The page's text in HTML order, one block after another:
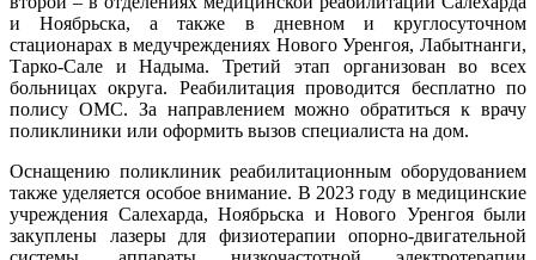
и Ноябрьска, а также в дневном и круглосуточном
стационарах в медучреждениях Нового Уренгоя, Лабытнанги,
Тарко-Сале и Надыма. Третий этап организован во всех
больницах округа. Реабилитация проводится бесплатно по
полису ОМС. За направлением можно обратиться к врачу
поликлиники или оформить вызов специалиста на дом.
Оснащению поликлиник реабилитационным оборудованием
также уделяется особое внимание. В 2023 году в медицинские
учреждения Салехарда, Ноябрьска и Нового Уренгоя были
закуплены лазеры для физиотерапии опорно-двигательной